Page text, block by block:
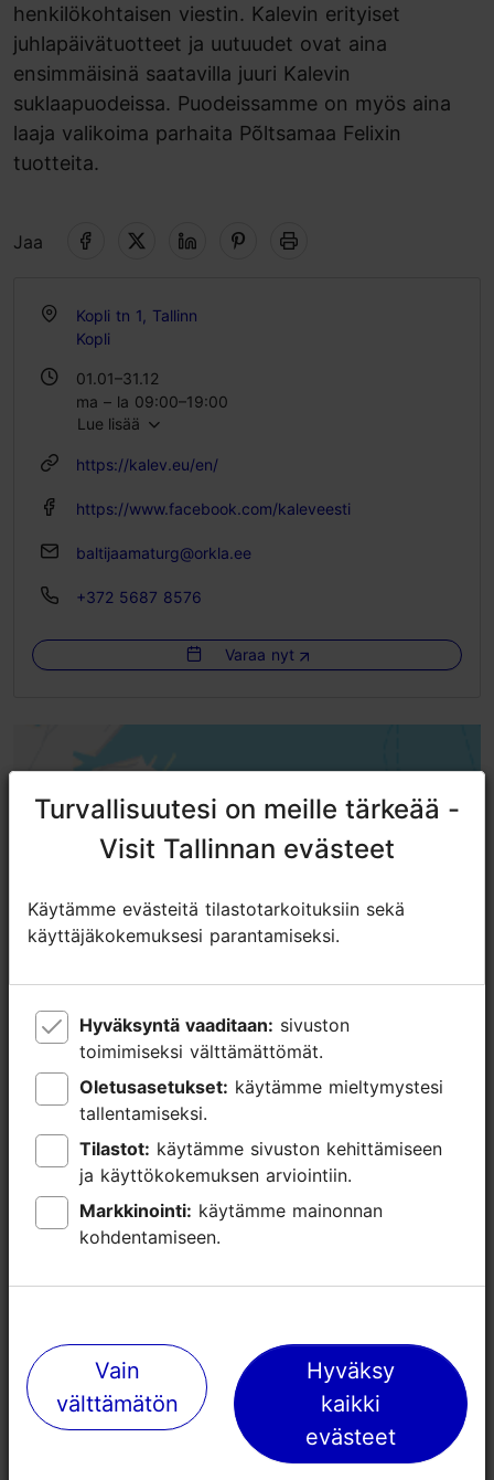
henkilökohtaisen viestin. Kalevin erityiset
juhlapäivätuotteet ja uutuudet ovat aina
ensimmäisinä saatavilla juuri Kalevin
suklaapuodeissa. Puodeissamme on myös aina
laaja valikoima parhaita Põltsamaa Felixin
tuotteita.
Jaa
Kopli tn 1, Tallinn
Kopli
01.01–31.12
ma – la 09:00–19:00
su 09:00–17:00
Lue lisää
https://kalev.eu/en/
https://www.facebook.com/kaleveesti
baltijaamaturg@orkla.ee
+372 5687 8576
Varaa nyt
Lähellä olevia paikkoja
Turvallisuutesi on meille tärkeää -
Visit Tallinnan evästeet
Käytämme evästeitä tilastotarkoituksiin sekä
käyttäjäkokemuksesi parantamiseksi.
Hyväksyntä vaaditaan:
toimimiseksi välttämättömät.
Oletusasetukset:
tallentamiseksi.
Tilastot:
ja käyttökokemuksen arviointiin.
Markkinointi:
kohdentamiseen.
Vain
välttämätön
Hyväksy
kaikki
evästeet
Turvallisuutesi on meille tärkeää -
Visit Tallinnan evästeet
Käytämme evästeitä tilastotarkoituksiin sekä
käyttäjäkokemuksesi parantamiseksi.
Hyväksyntä vaaditaan:
toimimiseksi välttämättömät.
Oletusasetukset:
tallentamiseksi.
Tilastot:
ja käyttökokemuksen arviointiin.
Markkinointi:
kohdentamiseen.
Vain
välttämätön
Hyväksy
kaikki
evästeet